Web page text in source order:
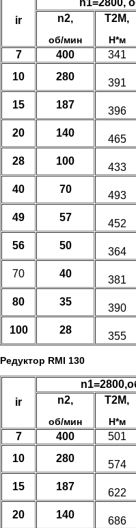
ir
n1=2800,
n2,
об/мин
T2M,
Н*м
7 400
341
10
280
391
15
187
396
20
140
465
28
100
433
40
70
493
49
57
452
56
50
364
70
40
381
80
35
390
100
28
355
Редуктор RMI 130
ir
n2,
об/мин
T2M,
Н*м
7 400
501
10
280
574
15
187
622
20
140
686